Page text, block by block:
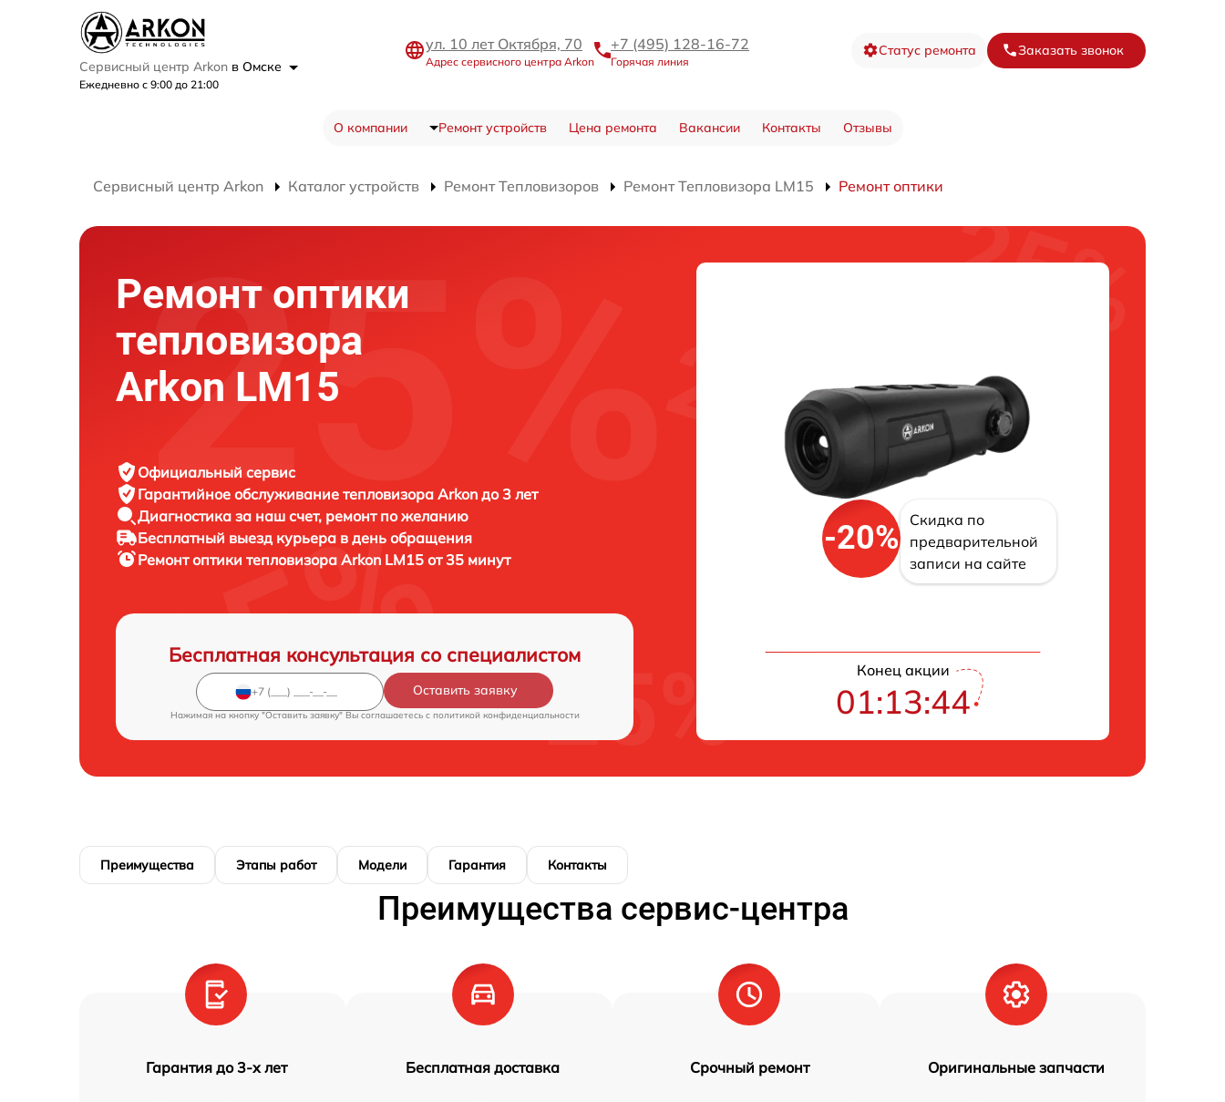
Сервисный центр Arkon в Омске
Ежедневно с 9:00 до 21:00
ул. 10 лет Октября, 70
Адрес сервисного центра Arkon
+7 (495) 128-16-72
Горячая линия
Статус ремонта Заказать звонок
О компании Ремонт устройств Цена ремонта Вакансии Контакты Отзывы
Сервисный центр Arkon Каталог устройств Ремонт Тепловизоров Ремонт Тепловизора LM15 Ремонт оптики
Ремонт оптики
тепловизора
Arkon LM15
Официальный сервис
Гарантийное обслуживание тепловизора Arkon до 3 лет
Диагностика за наш счет, ремонт по желанию
Бесплатный выезд курьера в день обращения
Ремонт оптики тепловизора Arkon LM15 от 35 минут
Бесплатная консультация со специалистом
Оставить заявку
Нажимая на кнопку "Оставить заявку" Вы соглашаетесь c политикой конфиденциальности
-20%
Скидка по
предварительной
записи на сайте
Конец акции
01:13:43
Преимущества Этапы работ Модели Гарантия Контакты
Преимущества сервис-центра
Гарантия до 3-х лет Бесплатная доставка Срочный ремонт Оригинальные запчасти